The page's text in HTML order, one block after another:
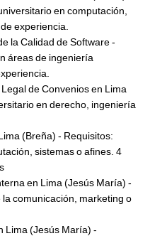
en computación,
experiencia.
la Calidad de Software -
áreas de ingeniería
de Convenios en Lima
en derecho, ingeniería
(Breña) - Requisitos:
sistemas o afines. 4
en Lima (Jesús María) -
comunicación, marketing o
Lima (Jesús María) -